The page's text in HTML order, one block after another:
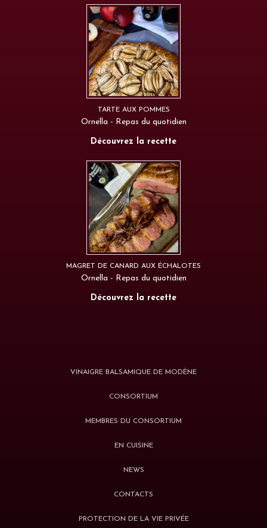
TARTE AUX POMMES
Ornella - Repas du quotidien
Découvrez la recette
MAGRET DE CANARD AUX ÉCHALOTES
Ornella - Repas du quotidien
Découvrez la recette
VINAIGRE BALSAMIQUE DE MODÈNE
CONSORTIUM
MEMBRES DU CONSORTIUM
EN CUISINE
NEWS
CONTACTS
PROTECTION DE LA VIE PRIVÉE